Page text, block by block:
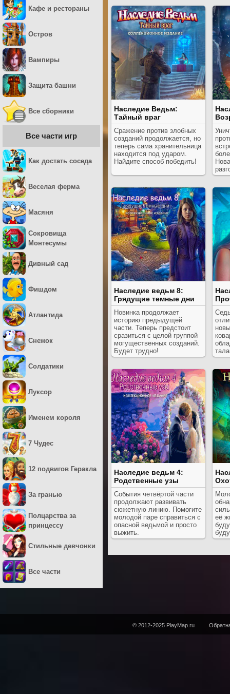
Наследие Ведьм:
Тайный враг
Сражение против злобных
созданий продолжается, но
теперь сама хранительница
находится под ударом.
Найдите способ победить!
Наследие ведьм 8:
Грядущие темные дни
Новинка продолжает
историю предыдущей
части. Теперь предстоит
сразиться с целой группой
могущественных созданий.
Будет трудно!
Наследие ведьм 4:
Родственные узы
События четвёртой части
продолжают развивать
сюжетную линию. Помогите
молодой паре справиться с
опасной ведьмой и просто
выжить.
её
Кафе и рестораны
Остров
Вампиры
Защита башни
Все сборники
Все части игр
Как достать соседа
Веселая ферма
Масяня
Сокровища
Монтесумы
Дивный сад
Фишдом
Атлантида
Снежок
Солдатики
Луксор
Именем короля
7 Чудес
12 подвигов Геракла
За гранью
Полцарства за
принцессу
Стильные девчонки
Все части
© 2012-2025 PlayMap.ru